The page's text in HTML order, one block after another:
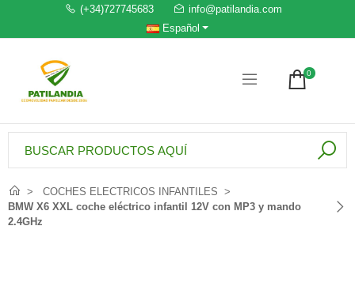
(+34)727745683
info@patilandia.com
Español
0
COCHES ELECTRICOS INFANTILES
BMW X6 XXL coche eléctrico infantil 12V con MP3 y mando
2.4GHz